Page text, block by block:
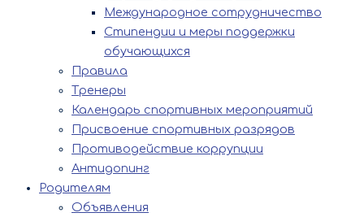
Международное сотрудничество
Стипендии и меры поддержки
обучающихся
Правила
Тренеры
Календарь спортивных мероприятий
Присвоение спортивных разрядов
Противодействие коррупции
Антидопинг
Родителям
Объявления